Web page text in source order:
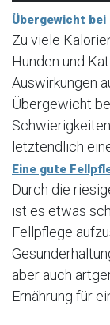
Übergewicht bei
Zu viele
Hunden und
Auswirkungen
Übergewicht
letztendlich
Eine gute
Durch die
ist es etwas
Fellpflege
aber auch
Ernährung für